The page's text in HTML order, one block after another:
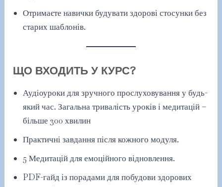
Отримаєте навички будувати здорові стосунки без
старих шаблонів.
ЩО ВХОДИТЬ У КУРС?
Аудіоуроки для зручного прослуховування у будь-
який час. Загальна тривалість уроків і медитацій –
більше 300 хвилин
Практичні завдання після кожного модуля.
5 Медитацій для емоційного відновлення.
PDF-гайд із порадами для побудови здорових